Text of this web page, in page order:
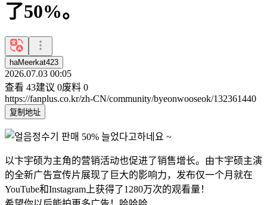
了50%。
haMeerkat423
2026.07.03 00:05
查看 43建议 0废料 0
https://fanplus.co.kr/zh-CN/community/byeonwooseok/132361440
复制地址
以卞宇硕为主角的营销活动也促进了销售增长。由卞宇硕主演
的全新广告宣传片展现了巨大的影响力，发布仅一个月就在
YouTube和Instagram上获得了1280万次的观看量！